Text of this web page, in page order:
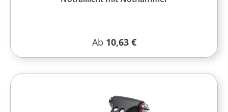
Regulärer Preis:
Ab 10,63 €